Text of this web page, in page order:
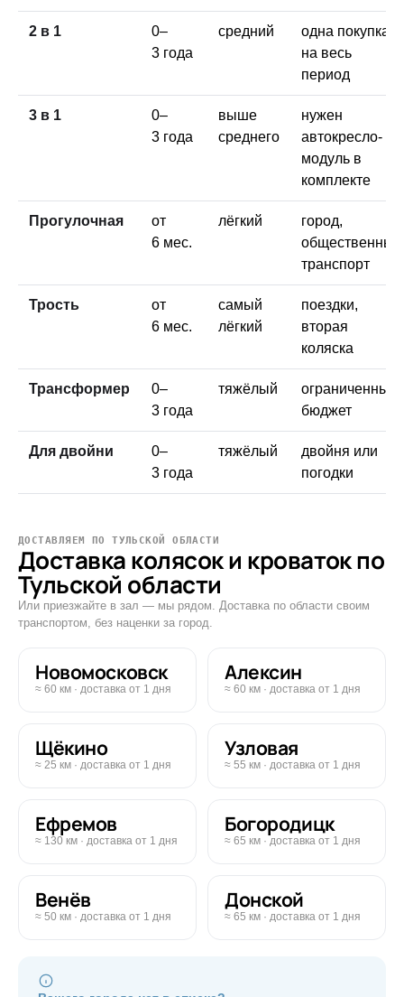
2 в 1
0–
3 года
средний
одна покупка
на весь
период
3 в 1
0–
3 года
выше
среднего
нужен
автокресло-
модуль в
комплекте
Прогулочная
от
6 мес.
лёгкий
город,
общественный
транспорт
Трость
от
6 мес.
самый
лёгкий
поездки,
вторая
коляска
Трансформер
0–
3 года
тяжёлый
ограниченный
бюджет
Для двойни
0–
3 года
тяжёлый
двойня или
погодки
ДОСТАВЛЯЕМ ПО ТУЛЬСКОЙ ОБЛАСТИ
Доставка колясок и кроваток по
Тульской области
Или приезжайте в зал — мы рядом. Доставка по области своим
транспортом, без наценки за город.
Новомосковск
≈ 60 км · доставка от 1 дня
Алексин
≈ 60 км · доставка от 1 дня
Щёкино
≈ 25 км · доставка от 1 дня
Узловая
≈ 55 км · доставка от 1 дня
Ефремов
≈ 130 км · доставка от 1 дня
Богородицк
≈ 65 км · доставка от 1 дня
Венёв
≈ 50 км · доставка от 1 дня
Донской
≈ 65 км · доставка от 1 дня